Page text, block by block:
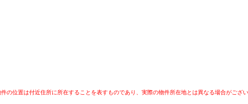
の位置は付近住所に所在することを表すものであり、実際の物件所在地とは異なる場合がござい